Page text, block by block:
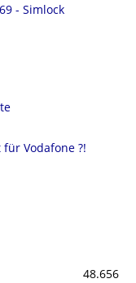
- Simlock
Vodafone ?!
48.656